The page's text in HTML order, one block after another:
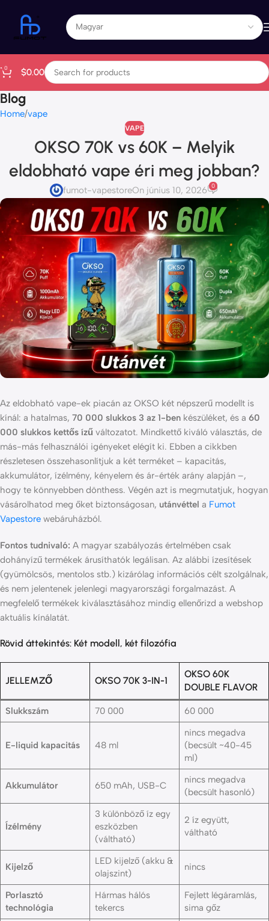
0 $0.00
Blog
Home vape
VAPE
OKSO 70K vs 60K – Melyik
eldobható vape éri meg jobban?
fumot-vapestoreOn június 10, 2026 0
Az eldobható vape-ek piacán az OKSO két népszerű modellt is
kínál: a hatalmas, 70 000 slukkos 3 az 1-ben készüléket, és a 60
000 slukkos kettős ízű változatot. Mindkettő kiváló választás, de
más-más felhasználói igényeket elégít ki. Ebben a cikkben
részletesen összehasonlítjuk a két terméket – kapacitás,
akkumulátor, ízélmény, kényelem és ár-érték arány alapján –,
hogy te könnyebben dönthess. Végén azt is megmutatjuk, hogyan
vásárolhatod meg őket biztonságosan, utánvéttel a Fumot
Vapestore webáruházból.
Fontos tudnivaló: A magyar szabályozás értelmében csak
dohányízű termékek árusíthatók legálisan. Az alábbi ízesítések
(gyümölcsös, mentolos stb.) kizárólag információs célt szolgálnak,
és nem jelentenek jelenlegi magyarországi forgalmazást. A
megfelelő termékek kiválasztásához mindig ellenőrizd a webshop
aktuális kínálatát.
Rövid áttekintés: Két modell, két filozófia
JELLEMZŐ OKSO 70K 3-IN-1
OKSO 60K
DOUBLE FLAVOR
Slukkszám 70 000 60 000
E-liquid kapacitás 48 ml
nincs megadva
(becsült ~40-45
ml)
Akkumulátor 650 mAh, USB-C
nincs megadva
(becsült hasonló)
Ízélmény
3 különböző íz egy
eszközben
(váltható)
2 íz együtt,
váltható
Kijelző
LED kijelző (akku &
olajszint)
nincs
Porlasztó
technológia
Hármas hálós
tekercs
Fejlett légáramlás,
sima gőz